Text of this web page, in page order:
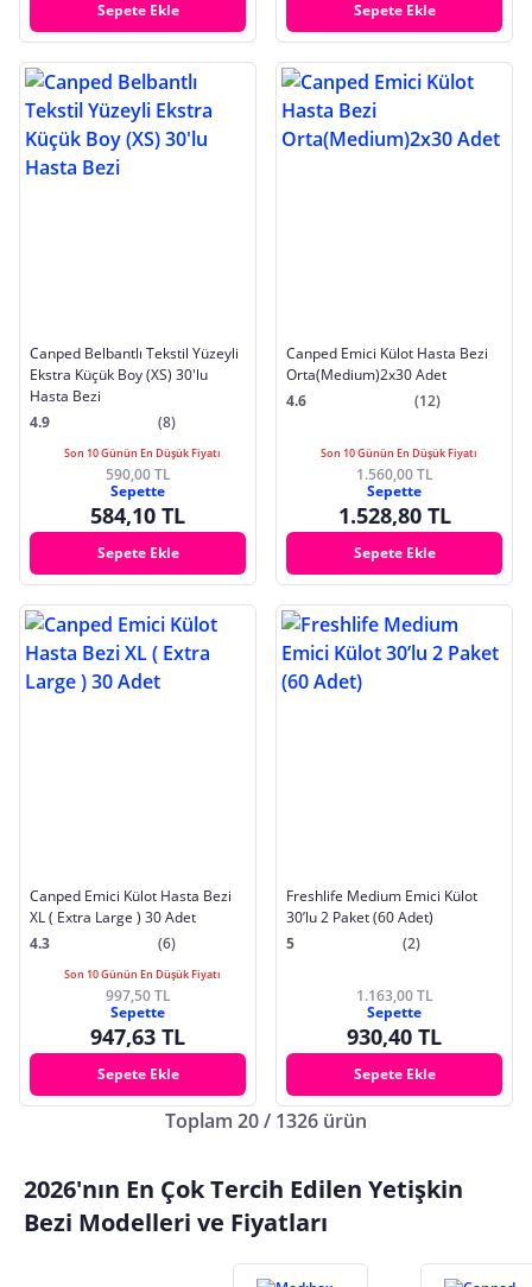
Sepete Ekle Sepete Ekle
Canped Belbantlı Tekstil Yüzeyli
Ekstra Küçük Boy (XS) 30'lu
Hasta Bezi
4.9
(8)
Son 10 Günün En Düşük Fiyatı
590,00 TL
Sepette
584,10 TL
Sepete Ekle
Canped Emici Külot Hasta Bezi
Orta(Medium)2x30 Adet
4.6
(12)
Son 10 Günün En Düşük Fiyatı
1.560,00 TL
Sepette
1.528,80 TL
Sepete Ekle
Canped Emici Külot Hasta Bezi
XL ( Extra Large ) 30 Adet
4.3
(6)
Son 10 Günün En Düşük Fiyatı
997,50 TL
Sepette
947,63 TL
Sepete Ekle
Freshlife Medium Emici Külot
30’lu 2 Paket (60 Adet)
5
(2)
1.163,00 TL
Sepette
930,40 TL
Sepete Ekle
Toplam 20 / 1326 ürün
2026'nın En Çok Tercih Edilen Yetişkin
Bezi Modelleri ve Fiyatları